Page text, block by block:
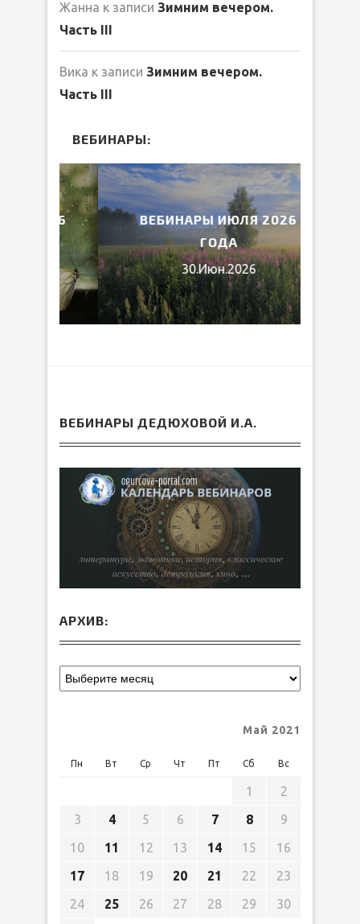
Жанна к записи Зимним вечером.
Часть III
Вика к записи Зимним вечером.
Часть III
ВЕБИНАРЫ:
ВЕБИНАРЫ ИЮЛЯ 2026
ГОДА
30.Июн.2026
ВЕБИНАРЫ ДЕДЮХОВОЙ И.А.
АРХИВ:
Май 2021
Пн Вт Ср Чт Пт Сб Вс
1
2
3
4 5 6 7 8
9
10
11 12 13 14 15
16
17
18 19 20 21 22
23
24
25 26 27 28 29
30